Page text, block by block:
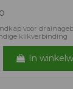
voor
klikverbinding
In